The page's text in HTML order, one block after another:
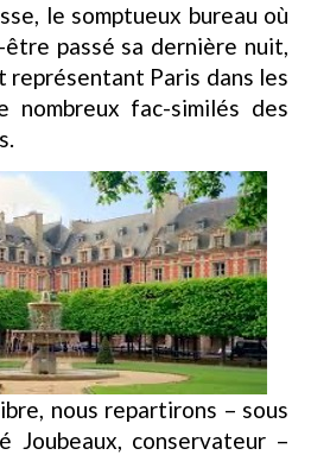
le somptueux bureau où
passé sa dernière nuit,
représentant Paris dans les
nombreux fac-similés des
nous repartirons – sous
Joubeaux, conservateur –